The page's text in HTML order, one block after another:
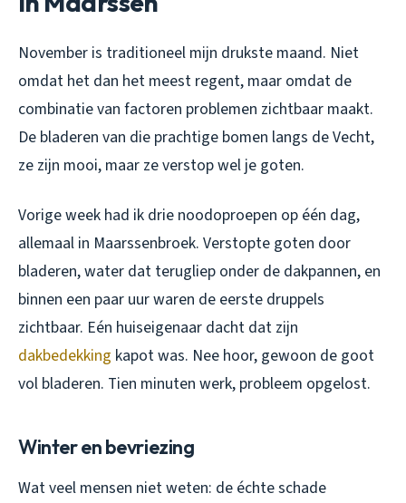
November is traditioneel mijn drukste maand. Niet
omdat het dan het meest regent, maar omdat de
combinatie van factoren problemen zichtbaar maakt.
De bladeren van die prachtige bomen langs de Vecht,
ze zijn mooi, maar ze verstop wel je goten.
Vorige week had ik drie noodoproepen op één dag,
allemaal in Maarssenbroek. Verstopte goten door
bladeren, water dat terugliep onder de dakpannen, en
binnen een paar uur waren de eerste druppels
zichtbaar. Eén huiseigenaar dacht dat zijn
dakbedekking kapot was. Nee hoor, gewoon de goot
vol bladeren. Tien minuten werk, probleem opgelost.
Winter en bevriezing
Wat veel mensen niet weten: de échte schade